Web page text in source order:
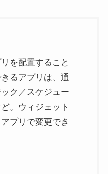
を配置すること
るアプリは、通
ク／スケジュー
。ウィジェット
プリで変更でき